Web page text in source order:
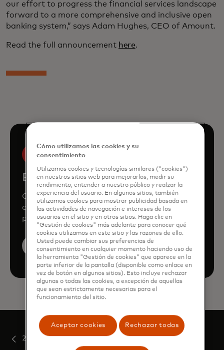
our effort to progress the financial services landscape
forward to a more comprehensive and inclusive open
banking system,” says Adam Hughes, CEO of Amount.
Read the full announcement here.
Book a demo
Consult our team to learn how Mastercard
can enhance your business through our
products and services.
Book a demo
2022
Cómo utilizamos las cookies y su
consentimiento
Utilizamos cookies y tecnologías similares ("cookies")
en nuestros sitios web para mejorarlos, medir su
rendimiento, entender a nuestro público y realzar la
experiencia del usuario. En algunos sitios, también
utilizamos cookies para mostrar publicidad basada en
las actividades de navegación e intereses de los
usuarios en el sitio y en otros sitios. Haga clic en
"Gestión de cookies" más adelante para conocer qué
cookies utilizamos en este sitio y las razones de ello.
Usted puede cambiar sus preferencias de
consentimiento en cualquier momento haciendo uso de
la herramienta "Gestión de cookies" que aparece en la
parte inferior de la pantalla (disponible como enlace en
vez de botón en algunos sitios). Esto incluye rechazar
algunas o todas las cookies, a excepción de aquellas
que sean estrictamente necesarias para el
funcionamiento del sitio.
Aceptar cookies Rechazar todas